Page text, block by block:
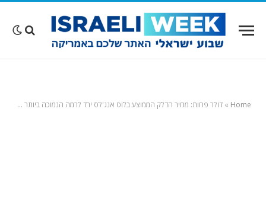
Home
» דולר פחות: מחיר הדלק הממוצע בלוס אנג'לס ירד לרמה הנמוכה ביותר מאז מרץ